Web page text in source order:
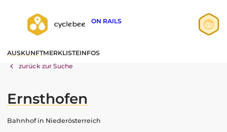
ON RAILS
AUSKUNFTMERKLISTEINFOS
zurück zur Suche
Ernsthofen
Bahnhof in Niederösterreich